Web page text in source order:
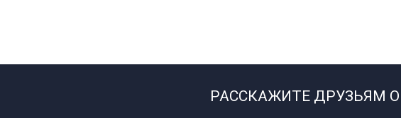
РАССКАЖИТЕ ДРУЗЬЯМ О